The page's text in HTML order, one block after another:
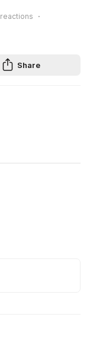
reactions
Share